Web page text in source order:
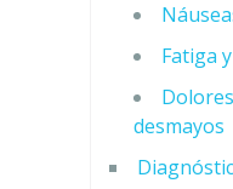
Fatiga
desmayos